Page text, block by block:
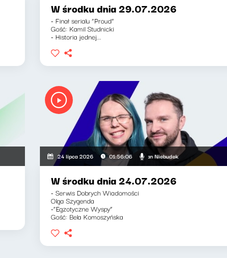
W środku dnia 29.07.2026
- Finał serialu “Proud”
Gość: Kamil Studnicki
- Historia jednej...
24 lipca 2026 01:56:06
Agnieszka Lipka-Barnett, Jan Niebudek
W środku dnia 24.07.2026
- Serwis Dobrych Wiadomości
Olga Szygenda
-“Egzotyczne Wyspy”
Gość: Bela Komoszyńska